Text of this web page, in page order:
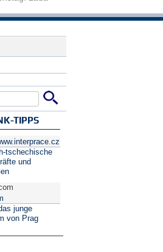
TIPPS
tschechische
und
junge
von Prag